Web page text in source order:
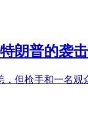
朗普的袭
但枪手和一名